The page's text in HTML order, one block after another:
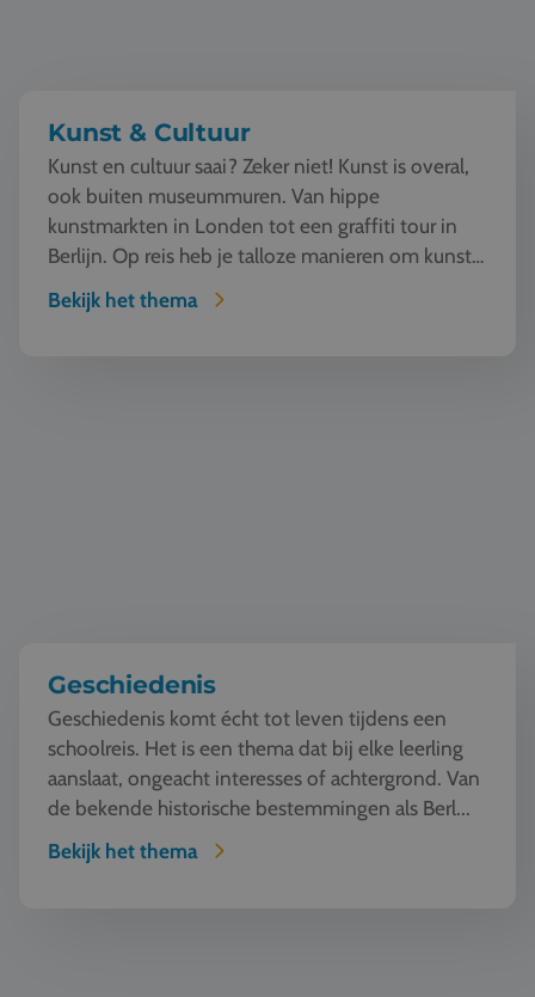
Kunst & Cultuur
Kunst en cultuur saai? Zeker niet! Kunst is overal,
ook buiten museummuren. Van hippe
kunstmarkten in Londen tot een graffiti tour in
Berlijn. Op reis heb je talloze manieren om kunst
te beleven en...
Bekijk het thema
Geschiedenis
Geschiedenis komt écht tot leven tijdens een
schoolreis. Het is een thema dat bij elke leerling
aanslaat, ongeacht interesses of achtergrond. Van
de bekende historische bestemmingen als Berl...
Bekijk het thema